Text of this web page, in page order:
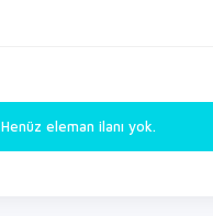
Henüz eleman ilanı yok.